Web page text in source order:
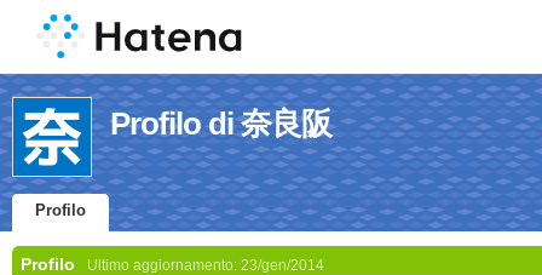
Profilo di 奈良阪
Profilo
Profilo Ultimo aggiornamento: 23/gen/2014